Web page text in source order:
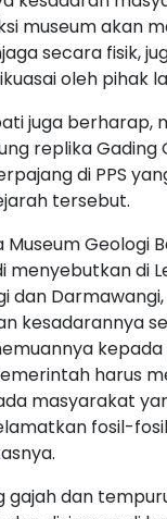
museum akan
secara fisik,
oleh pihak
juga berharap,
replika Gading
di PPS
tersebut.
Geologi
menyebutkan di
dan
kesadarannya
kepada
harus
masyarakat
fosil-
gajah dan